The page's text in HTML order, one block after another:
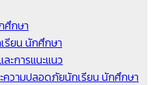
ศึกษา
รียน นักศึกษา
ะการแนะแนว
ความปลอดภัยนักเรียน นักศึกษา